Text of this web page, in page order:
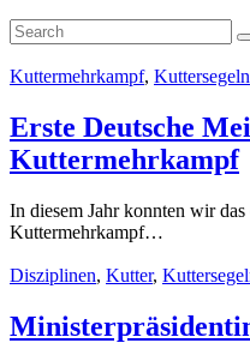
Kuttermehrkampf, Kuttersegeln
Erste Deutsche
Kuttermehrkampf
In diesem Jahr konnten wir
Kuttermehrkampf…
Disziplinen, Kutter,